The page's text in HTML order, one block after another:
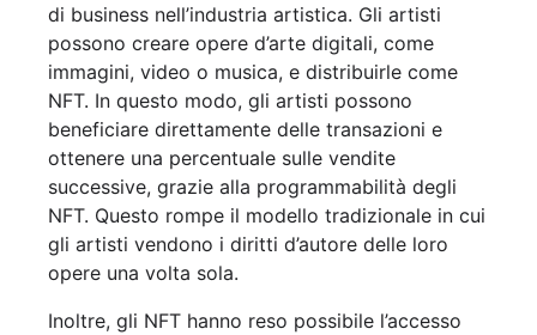
di business nell’industria artistica. Gli artisti
possono creare opere d’arte digitali, come
immagini, video o musica, e distribuirle come
NFT. In questo modo, gli artisti possono
beneficiare direttamente delle transazioni e
ottenere una percentuale sulle vendite
successive, grazie alla programmabilità degli
NFT. Questo rompe il modello tradizionale in cui
gli artisti vendono i diritti d’autore delle loro
opere una volta sola.
Inoltre, gli NFT hanno reso possibile l’accesso